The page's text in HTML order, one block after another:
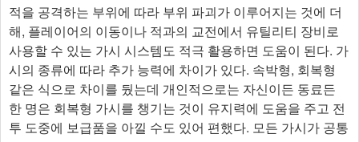
적을 공격하는 부위에 따라 부위 파괴가 이루어지는 것에 더
해, 플레이어의 이동이나 적과의 교전에서 유틸리티 장비로
사용할 수 있는 가시 시스템도 적극 활용하면 도움이 된다. 가
시의 종류에 따라 추가 능력에 차이가 있다. 속박형, 회복형
같은 식으로 차이를 뒀는데 개인적으로는 자신이든 동료든
한 명은 회복형 가시를 챙기는 것이 유지력에 도움을 주고 전
투 도중에 보급품을 아낄 수도 있어 편했다. 모든 가시가 공통